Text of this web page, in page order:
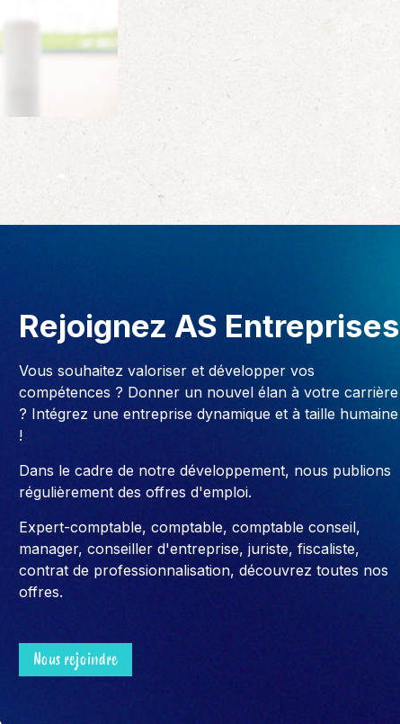
Rejoignez AS Entreprises
Vous souhaitez valoriser et développer vos
compétences ? Donner un nouvel élan à votre carrière
? Intégrez une entreprise dynamique et à taille humaine
!
Dans le cadre de notre développement, nous publions
régulièrement des offres d'emploi.
Expert-comptable, comptable, comptable conseil,
manager, conseiller d'entreprise, juriste, fiscaliste,
contrat de professionnalisation, découvrez toutes nos
offres.
Nous rejoindre